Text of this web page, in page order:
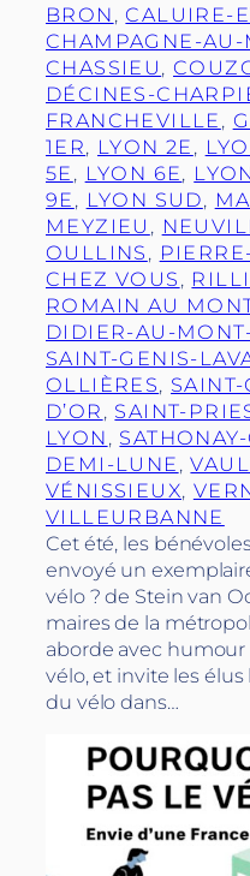
BRON , CALUIRE-
CHAMPAGNE-AU-
CHASSIEU ,
DÉCINES-
FRANCHEVILLE ,
1ER, LYON 2E ,
5E , LYON 6E,
9E , LYON SUD,
MEYZIEU ,
OULLINS ,
CHEZ VOUS ,
ROMAIN AU
DIDIER-AU-
SAINT-GENIS-
OLLIÈRES,
D’OR , SAINT-
LYON ,
DEMI-LUNE ,
VÉNISSIEUX,
VILLEURBANNE
Cet été, les
envoyé un
vélo ? de Stein van
maires de la
aborde avec humour
vélo, et invite les
du vélo dans…